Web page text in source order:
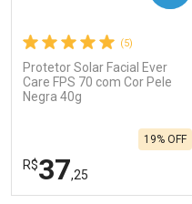
(5)
Protetor Solar Facial Ever
Care FPS 70 com Cor Pele
Negra 40g
R$37,25
19% OFF